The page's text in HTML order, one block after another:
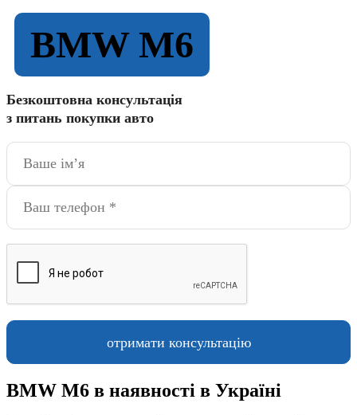
BMW M6
Безкоштовна консультація
з питань покупки авто
BMW M6 в наявності в Україні